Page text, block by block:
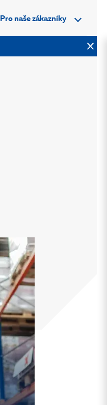
Pro naše zákazníky